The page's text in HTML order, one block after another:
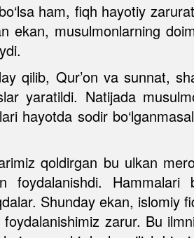
ham, fiqh hayotiy
ekan, musulmonlarning
qilib, Qur’on va sunnat,
yaratildi. Natijada
hayotda sodir
qoldirgan bu ulkan
foydalanishdi.
Shunday ekan, islomiy
foydalanishimiz zarur. Bu